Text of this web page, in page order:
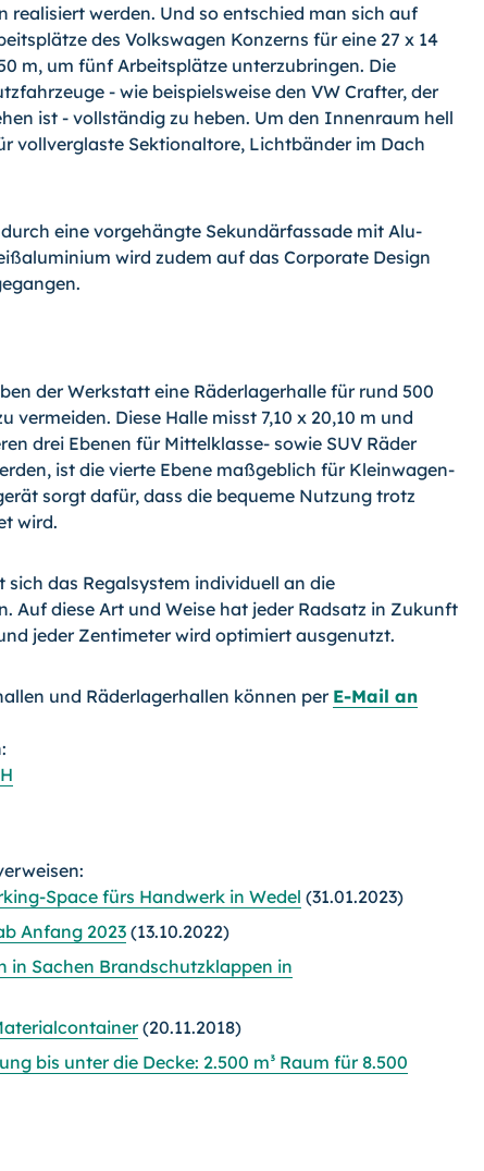
realisiert werden. Und so entschied man sich auf
des Volkswagen Konzerns für eine 27 x 14
m, um fünf Arbeitsplätze unterzubringen. Die
- wie beispielsweise den VW Crafter, der
ist - vollständig zu heben. Um den Innenraum hell
vollverglaste Sektionaltore, Lichtbänder im Dach
eine vorgehängte Sekundärfassade mit Alu-
wird zudem auf das Corporate Design
der Werkstatt eine Räderlagerhalle für rund 500
Diese Halle misst 7,10 x 20,10 m und
drei Ebenen für Mittelklasse- sowie SUV Räder
ist die vierte Ebene maßgeblich für Kleinwagen-
sorgt dafür, dass die bequeme Nutzung trotz
wird.
das Regalsystem individuell an die
Auf diese Art und Weise hat jeder Radsatz in Zukunft
jeder Zentimeter wird optimiert ausgenutzt.
und Räderlagerhallen können per E-Mail an
Space fürs Handwerk in Wedel (31.01.2023)
Anfang 2023 (13.10.2022)
in Sachen Brandschutzklappen in
(20.11.2018)
bis unter die Decke: 2.500 m³ Raum für 8.500